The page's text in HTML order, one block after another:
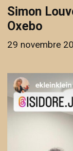
Simon
Oxebo
29 novembre